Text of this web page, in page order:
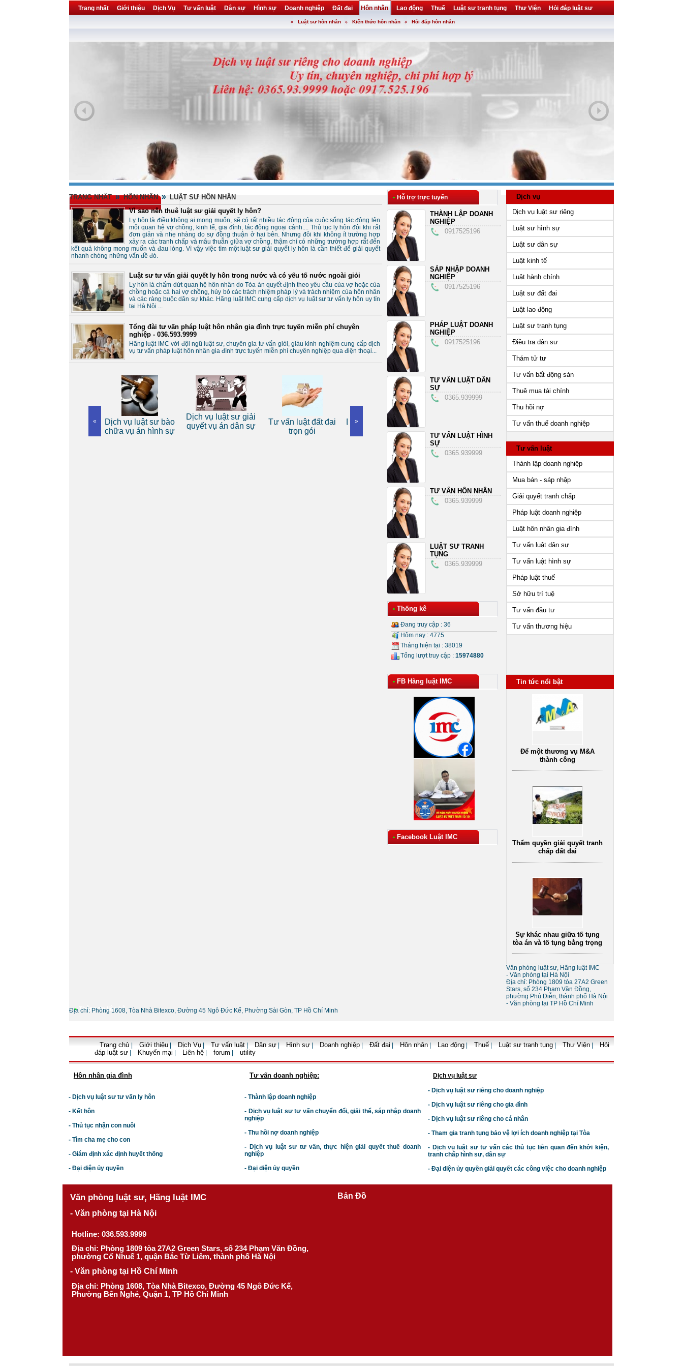
Trang nhất Giới thiệu Dịch Vụ Tư vấn luật Dân sự Hình sự Doanh nghiệp Đất đai Hôn nhân Lao động Thuế Luật sư tranh tụng Thư Viện Hỏi đáp luật sư
Luật sư hôn nhân Kiến thức hôn nhân Hỏi đáp hôn nhân
TRANG NHẤT » HÔN NHÂN » LUẬT SƯ HÔN NHÂN
Vì sao nên thuê luật sư giải quyết ly hôn?
Ly hôn là điều không ai mong muốn, sẽ có rất nhiều tác động của cuộc sống tác động lên
mối quan hệ vợ chồng, kinh tế, gia đình, tác động ngoại cảnh.... Thủ tục ly hôn đôi khi rất
đơn giản và nhẹ nhàng do sự đồng thuận ở hai bên. Nhưng đôi khi không ít trường hợp
xảy ra các tranh chấp và mâu thuẫn giữa vợ chồng, thậm chí có những trường hợp rất đến
kết quả không mong muốn và đau lòng. Vì vậy việc tìm một luật sư giải quyết ly hôn là cần thiết để giải quyết
nhanh chóng những vấn đề đó.
Luật sư tư vấn giải quyết ly hôn trong nước và có yếu tố nước ngoài giỏi
Ly hôn là chấm dứt quan hệ hôn nhân do Tòa án quyết định theo yêu cầu của vợ hoặc của
chồng hoặc cả hai vợ chồng, hủy bỏ các trách nhiệm pháp lý và trách nhiệm của hôn nhân
và các ràng buộc dân sự khác. Hãng luật IMC cung cấp dịch vụ luật sư tư vấn ly hôn uy tín
tại Hà Nội ...
Tổng đài tư vấn pháp luật hôn nhân gia đình trực tuyến miễn phí chuyên
nghiệp - 036.593.9999
Hãng luật IMC với đội ngũ luật sư, chuyên gia tư vấn giỏi, giàu kinh nghiệm cung cấp dịch
vụ tư vấn pháp luật hôn nhân gia đình trực tuyến miễn phí chuyên nghiệp qua điện thoại...
« »
Dịch vụ luật sư bào
chữa vụ án hình sự
Dịch vụ luật sư giải
quyết vụ án dân sự
Tư vấn luật đất đai
trọn gói
Dịch vụ luật sư tranh
tụng
Dịch vụ tư vấn pháp
luật doanh nghiệp uy
tín
Dịch vụ tư vấn luật
Dịch vụ tư vấn ly hôn
• Hỗ trợ trực tuyến
THÀNH LẬP DOANH
NGHIỆP
0917525196
SÁP NHẬP DOANH
NGHIỆP
0917525196
PHÁP LUẬT DOANH
NGHIỆP
0917525196
TƯ VẤN LUẬT DÂN
SỰ
0365.939999
TƯ VẤN LUẬT HÌNH
SỰ
0365.939999
TƯ VẤN HÔN NHÂN
0365.939999
LUẬT SƯ TRANH
TỤNG
0365.939999
• Thống kê
Đang truy cập : 36
Hôm nay : 4775
Tháng hiện tại : 38019
Tổng lượt truy cập : 15974880
• FB Hãng luật IMC
• Facebook Luật IMC
Dịch vụ
Dịch vụ luật sư riêng
Luật sư hình sự
Luật sư dân sự
Luật kinh tế
Luật hành chính
Luật sư đất đai
Luật lao động
Luật sư tranh tụng
Điều tra dân sư
Thám tử tư
Tư vấn bất động sản
Thuê mua tài chính
Thu hồi nợ
Tư vấn thuế doanh nghiệp
Tư vấn luật
Thành lập doanh nghiệp
Mua bán - sáp nhập
Giải quyết tranh chấp
Pháp luật doanh nghiệp
Luật hôn nhân gia đình
Tư vấn luật dân sự
Tư vấn luật hình sự
Pháp luật thuế
Sở hữu trí tuệ
Tư vấn đầu tư
Tư vấn thương hiệu
Tin tức nổi bật
Để một thương vụ M&A
thành công
Thẩm quyền giải quyết tranh
chấp đất đai
Sự khác nhau giữa tố tụng
tòa án và tố tụng bằng trọng
nghiệp
Thủ tục tạm ngừng kinh
• Thông tin liên hệ
Văn phòng luật sư, Hãng luật IMC
- Văn phòng tại Hà Nội
Địa chỉ: Phòng 1809 tòa 27A2 Green
Stars, số 234 Phạm Văn Đồng,
phường Phú Diễn, thành phố Hà Nội
- Văn phòng tại TP Hồ Chí Minh
Địa chỉ: Phòng 1608, Tòa Nhà Bitexco, Đường 45 Ngô Đức Kế, Phường Sài Gòn, TP Hồ Chí Minh
Trang chủ Giới thiệu Dịch Vụ Tư vấn luật Dân sự Hình sự Doanh nghiệp Đất đai Hôn nhân Lao động Thuế Luật sư tranh tụng Thư Viện
Hỏi
đáp luật sư
Khuyến mại Liên hệ forum utility
Hôn nhân gia đình
- Dịch vụ luật sư tư vấn ly hôn
- Kết hôn
- Thủ tục nhận con nuôi
- Tìm cha mẹ cho con
- Giám định xác định huyết thống
- Đại diện ủy quyền
Tư vấn doanh nghiệp:
- Thành lập doanh nghiệp
- Dịch vụ luật sư tư vấn chuyển đổi, giải thể, sáp nhập doanh
nghiệp
- Thu hồi nợ doanh nghiệp
- Dịch vụ luật sư tư vấn, thực hiện giải quyết thuế doanh
nghiệp
- Đại diện ủy quyền
Dịch vụ luật sư
- Dịch vụ luật sư riêng cho doanh nghiệp
- Dịch vụ luật sư riêng cho gia đình
- Dịch vụ luật sư riêng cho cá nhân
- Tham gia tranh tụng bảo vệ lợi ích doanh nghiệp tại Tòa
- Dịch vụ luật sư tư vấn các thủ tục liên quan đến khởi kiện,
tranh chấp hình sư, dân sự
- Đại diện ủy quyền giải quyết các công việc cho doanh nghiệp
Văn phòng luật sư, Hãng luật IMC
- Văn phòng tại Hà Nội
Hotline: 036.593.9999
Địa chỉ: Phòng 1809 tòa 27A2 Green Stars, số 234 Phạm Văn Đồng,
phường Cổ Nhuế 1, quận Bắc Từ Liêm, thành phố Hà Nội
- Văn phòng tại Hồ Chí Minh
Địa chỉ: Phòng 1608, Tòa Nhà Bitexco, Đường 45 Ngô Đức Kế,
Phường Bến Nghé, Quận 1, TP Hồ Chí Minh
Bản Đồ